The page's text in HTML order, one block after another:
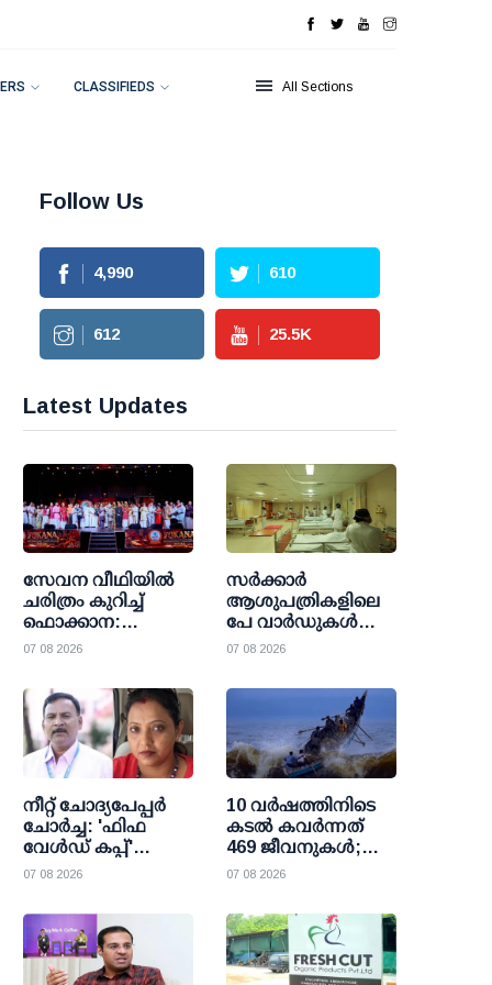
CLASSIFIEDS All Sections
Follow Us
4,990 610
612 25.5K
Latest Updates
സേവന വീഥിയില്‍
ചരിത്രം കുറിച്ച്
ഫൊക്കാന:
കല്‍ഹാരിയില്‍
പുതിയ പ്രഭാതം
07 08 2026
സര്‍ക്കാര്‍
ആശുപത്രികളിലെ
പേ വാര്‍ഡുകള്‍
ഇനി എല്ലാവര്‍ക്കും;
ഒഴിവാക്കി
07 08 2026
നീറ്റ് ചോദ്യപേപ്പര്‍
ചോര്‍ച്ച: 'ഫിഫ
വേള്‍ഡ് കപ്പ്'
വാട്സാപ്പ് ഗ്രൂപ്പ്
ഞെട്ടിക്കുന്ന
വിവരങ്ങള്‍
പുറത്തുവിട്ട്
സി.ബി.ഐ
07 08 2026
10 വര്‍ഷത്തിനിടെ
കടല്‍ കവര്‍ന്നത്
469 ജീവനുകള്‍;
47000 ത്തിലധികം
രക്ഷാകരമേകി
മറൈന്‍ ഫിഷറീസ്
07 08 2026